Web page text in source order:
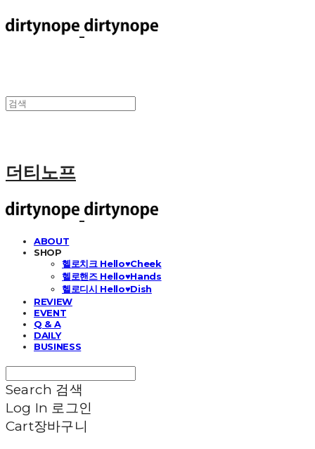
더티노프
ABOUT
SHOP
헬로치크 Hello♥Cheek
헬로핸즈 Hello♥Hands
헬로디시 Hello♥Dish
REVIEW
EVENT
Q & A
DAILY
BUSINESS
Search 검색
Log In 로그인
Cart장바구니